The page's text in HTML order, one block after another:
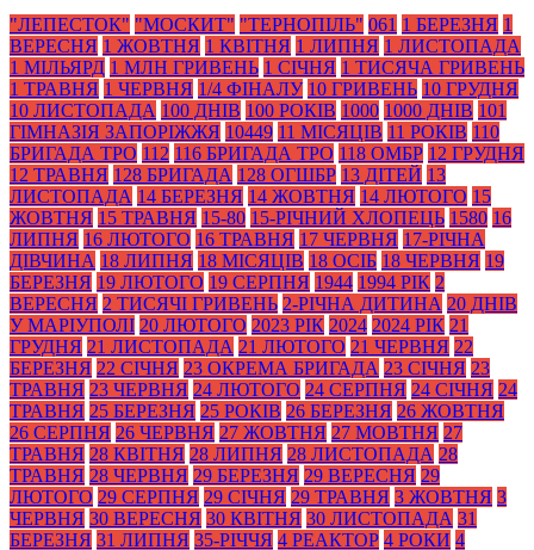
"ЛЕПЕСТОК" "МОСКИТ" "ТЕРНОПІЛЬ" 061 1 БЕРЕЗНЯ 1
ВЕРЕСНЯ 1 ЖОВТНЯ 1 КВІТНЯ 1 ЛИПНЯ 1 ЛИСТОПАДА
1 МІЛЬЯРД 1 МЛН ГРИВЕНЬ 1 СІЧНЯ 1 ТИСЯЧА ГРИВЕНЬ
1 ТРАВНЯ 1 ЧЕРВНЯ 1/4 ФІНАЛУ 10 ГРИВЕНЬ 10 ГРУДНЯ
10 ЛИСТОПАДА 100 ДНІВ 100 РОКІВ 1000 1000 ДНІВ 101
ГІМНАЗІЯ ЗАПОРІЖЖЯ 10449 11 МІСЯЦІВ 11 РОКІВ 110
БРИГАДА ТРО 112 116 БРИГАДА ТРО 118 ОМБР 12 ГРУДНЯ
12 ТРАВНЯ 128 БРИГАДА 128 ОГШБР 13 ДІТЕЙ 13
ЛИСТОПАДА 14 БЕРЕЗНЯ 14 ЖОВТНЯ 14 ЛЮТОГО 15
ЖОВТНЯ 15 ТРАВНЯ 15-80 15-РІЧНИЙ ХЛОПЕЦЬ 1580 16
ЛИПНЯ 16 ЛЮТОГО 16 ТРАВНЯ 17 ЧЕРВНЯ 17-РІЧНА
ДІВЧИНА 18 ЛИПНЯ 18 МІСЯЦІВ 18 ОСІБ 18 ЧЕРВНЯ 19
БЕРЕЗНЯ 19 ЛЮТОГО 19 СЕРПНЯ 1944 1994 РІК 2
ВЕРЕСНЯ 2 ТИСЯЧІ ГРИВЕНЬ 2-РІЧНА ДИТИНА 20 ДНІВ
У МАРІУПОЛІ 20 ЛЮТОГО 2023 РІК 2024 2024 РІК 21
ГРУДНЯ 21 ЛИСТОПАДА 21 ЛЮТОГО 21 ЧЕРВНЯ 22
БЕРЕЗНЯ 22 СІЧНЯ 23 ОКРЕМА БРИГАДА 23 СІЧНЯ 23
ТРАВНЯ 23 ЧЕРВНЯ 24 ЛЮТОГО 24 СЕРПНЯ 24 СІЧНЯ 24
ТРАВНЯ 25 БЕРЕЗНЯ 25 РОКІВ 26 БЕРЕЗНЯ 26 ЖОВТНЯ
26 СЕРПНЯ 26 ЧЕРВНЯ 27 ЖОВТНЯ 27 МОВТНЯ 27
ТРАВНЯ 28 КВІТНЯ 28 ЛИПНЯ 28 ЛИСТОПАДА 28
ТРАВНЯ 28 ЧЕРВНЯ 29 БЕРЕЗНЯ 29 ВЕРЕСНЯ 29
ЛЮТОГО 29 СЕРПНЯ 29 СІЧНЯ 29 ТРАВНЯ 3 ЖОВТНЯ 3
ЧЕРВНЯ 30 ВЕРЕСНЯ 30 КВІТНЯ 30 ЛИСТОПАДА 31
БЕРЕЗНЯ 31 ЛИПНЯ 35-РІЧЧЯ 4 РЕАКТОР 4 РОКИ 4